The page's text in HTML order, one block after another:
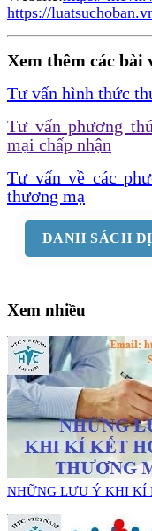
https://
Xem thêm các bài
Tư vấn hình thức
Tư vấn phương
mại chấp nhận
Tư vấn về các
thương mạ
DANH SÁCH
Xem nhiều
NHỮNG LƯU Ý KHI KÍ